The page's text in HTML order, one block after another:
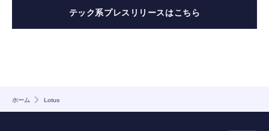
テック系プレスリリースはこちら
ホーム Lotus